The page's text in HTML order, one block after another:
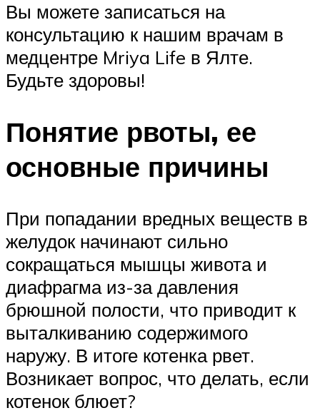
Вы можете записаться на
консультацию к нашим врачам в
медцентре Mriya Life в Ялте.
Будьте здоровы!
Понятие рвоты, ее
основные причины
При попадании вредных веществ в
желудок начинают сильно
сокращаться мышцы живота и
диафрагма из-за давления
брюшной полости, что приводит к
выталкиванию содержимого
наружу. В итоге котенка рвет.
Возникает вопрос, что делать, если
котенок блюет?